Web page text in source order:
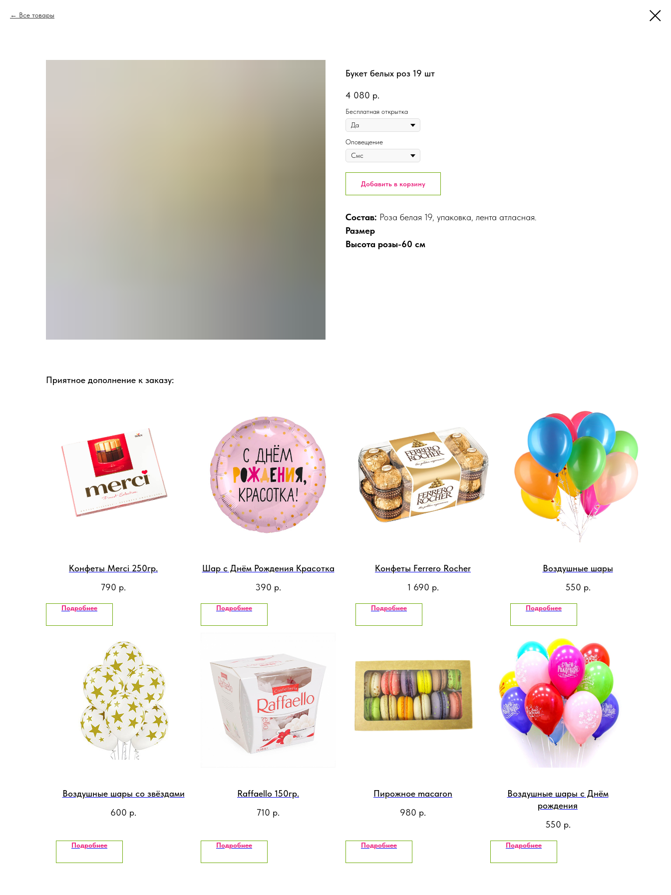
Все товары
Букет белых роз 19 шт
4 080 р.
Бесплатная открытка
Оповещение
Добавить в корзину
Состав: Роза белая 19, упаковка, лента атласная.
Размер
Высота розы-60 см
Приятное дополнение к заказу:
Конфеты Merci 250гр.
790 р.
Подробнее
Шар с Днём Рождения Красотка
390 р.
Подробнее
Конфеты Ferrero Rocher
1 690 р.
Подробнее
Воздушные шары
550 р.
Подробнее
Воздушные шары со звёздами
600 р.
Подробнее
Raffaello 150гр.
710 р.
Подробнее
Пирожное macaron
980 р.
Подробнее
Воздушные шары с Днём
рождения
550 р.
Подробнее